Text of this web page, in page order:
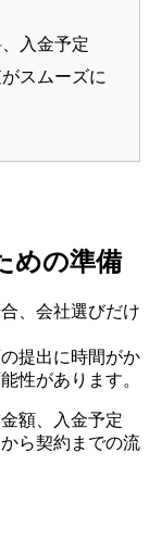
入金予定
スムーズに
めの準備
、会社選びだけ
提出に時間がか
性があります。
額、入金予定
ら契約までの流